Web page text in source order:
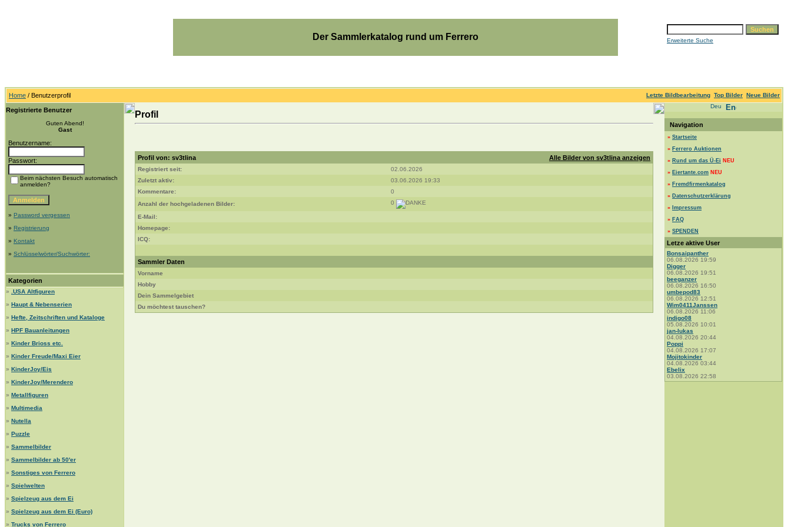
Der Sammlerkatalog rund um Ferrero Erweiterte Suche
Home / Benutzerprofil Letzte Bildbearbeitung Top Bilder Neue Bilder
Registrierte Benutzer
Guten Abend!
Gast
Benutzername:
Passwort:
Beim nächsten Besuch automatisch
anmelden?
» Password vergessen
» Registrierung
» Kontakt
» Schlüsselwörter/Suchwörter:
Kategorien
»
.USA Altfiguren
» Haupt & Nebenserien
» Hefte, Zeitschriften und Kataloge
» HPF Bauanleitungen
» Kinder Brioss etc.
» Kinder Freude/Maxi Eier
» KinderJoy/Eis
» KinderJoy/Merendero
» Metallfiguren
» Multimedia
» Nutella
» Puzzle
» Sammelbilder
» Sammelbilder ab 50'er
» Sonstiges von Ferrero
» Spielwelten
» Spielzeug aus dem Ei
» Spielzeug aus dem Ei (Euro)
» Trucks von Ferrero
Profil
Profil von: sv3tlina Alle Bilder von sv3tlina anzeigen
Registriert seit:
02.06.2026
Zuletzt aktiv:
03.06.2026 19:33
Kommentare:
0
Anzahl der hochgeladenen Bilder:
0
E-Mail:
Homepage:
ICQ:
Sammler Daten
Vorname
Hobby
Dein Sammelgebiet
Du möchtest tauschen?
Navigation
» Startseite
» Ferrero Auktionen
» Rund um das Ü-Ei NEU
» Eiertante.com NEU
» Fremdfirmenkatalog
» Datenschutzerklärung
» Impressum
» FAQ
» SPENDEN
Letze aktive User
Bonsaipanther
06.08.2026 19:59
Digger
06.08.2026 19:51
beeganzer
06.08.2026 16:50
umbepod83
06.08.2026 12:51
Wim0411Janssen
06.08.2026 11:06
indigo08
05.08.2026 10:01
jan-lukas
04.08.2026 20:44
Poppi
04.08.2026 17:07
Mojitokinder
04.08.2026 03:44
Ebelix
03.08.2026 22:58